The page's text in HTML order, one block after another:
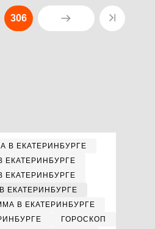
306
В ЕКАТЕРИНБУРГЕ
ЕКАТЕРИНБУРГЕ
ЕКАТЕРИНБУРГЕ
ЕКАТЕРИНБУРГЕ
В ЕКАТЕРИНБУРГЕ
ГОРОСКОП